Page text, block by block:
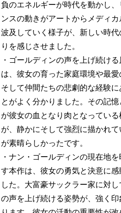
負のエネルギーが時代を動かし、
ンスの動きがアートからメディカ
波及していく様子が、新しい時代
りを感じさせました。
・ゴールディンの声を上げ続ける
は、彼女の育った家庭環境や最愛
そして仲間たちの悲劇的な経験に
とがよく分かりました。その記憶
が彼女の血となり肉となっている
が、静かにそして強烈に描かれて
が素晴らしかったです。
・ナン・ゴールディンの現在地を
す本作は、彼女の勇気と決意に感
した。大富豪サックラー家に対し
の声を上げ続ける姿勢が、強く印